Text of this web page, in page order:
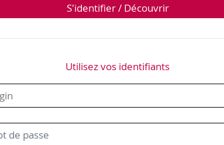
S'identifier / Découvrir
Utilisez vos identifiants